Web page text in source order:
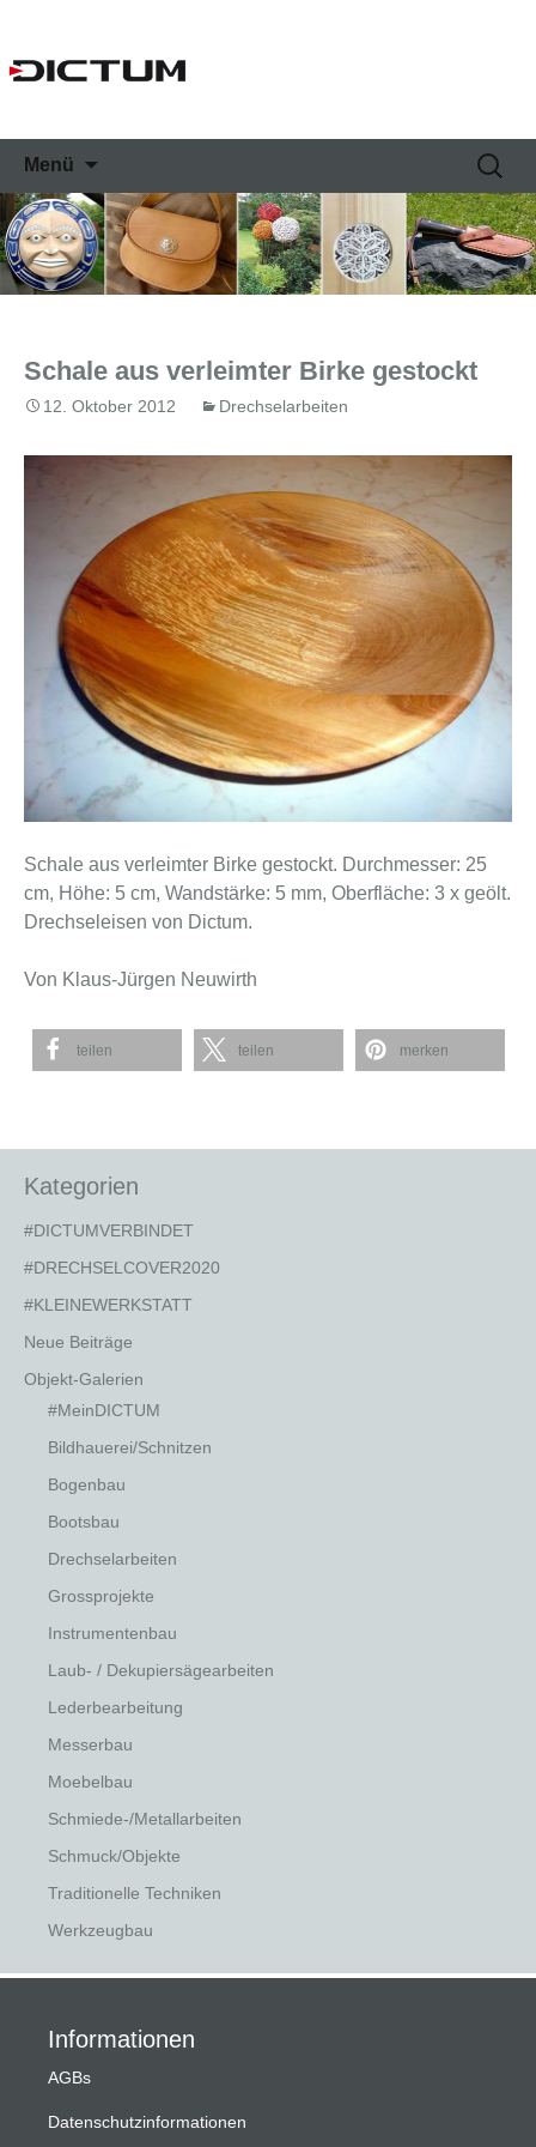
Menü
Inhalt
Suchen
nach:
Schale aus verleimter Birke gestockt
12. Oktober 2012 Drechselarbeiten
Schale aus verleimter Birke gestockt. Durchmesser: 25
cm, Höhe: 5 cm, Wandstärke: 5 mm, Oberfläche: 3 x geölt.
Drechseleisen von Dictum.
Von Klaus-Jürgen Neuwirth
teilen teilen merken
Kategorien
#DICTUMVERBINDET
#DRECHSELCOVER2020
#KLEINEWERKSTATT
Neue Beiträge
Objekt-Galerien
#MeinDICTUM
Bildhauerei/Schnitzen
Bogenbau
Bootsbau
Drechselarbeiten
Grossprojekte
Instrumentenbau
Laub- / Dekupiersägearbeiten
Lederbearbeitung
Messerbau
Moebelbau
Schmiede-/Metallarbeiten
Schmuck/Objekte
Traditionelle Techniken
Werkzeugbau
Informationen
AGBs
Datenschutzinformationen